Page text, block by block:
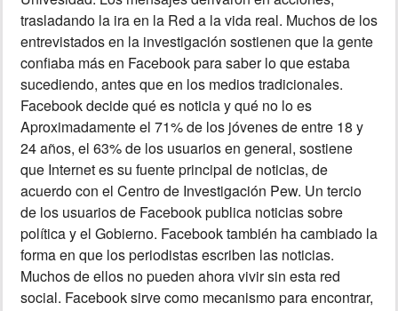
trasladando la ira en la Red a la vida real. Muchos de los
entrevistados en la investigación sostienen que la gente
confiaba más en Facebook para saber lo que estaba
sucediendo, antes que en los medios tradicionales.
Facebook decide qué es noticia y qué no lo es
Aproximadamente el 71% de los jóvenes de entre 18 y
24 años, el 63% de los usuarios en general, sostiene
que Internet es su fuente principal de noticias, de
acuerdo con el Centro de Investigación Pew. Un tercio
de los usuarios de Facebook publica noticias sobre
política y el Gobierno. Facebook también ha cambiado la
forma en que los periodistas escriben las noticias.
Muchos de ellos no pueden ahora vivir sin esta red
social. Facebook sirve como mecanismo para encontrar,